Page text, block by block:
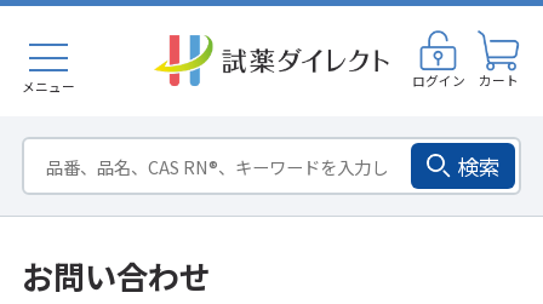
メニュー ログイン カート
検索
お問い合わせ